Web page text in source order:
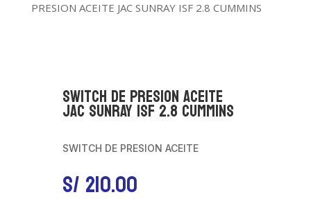
PRESION ACEITE JAC SUNRAY ISF 2.8 CUMMINS
SWITCH DE PRESION ACEITE
JAC SUNRAY ISF 2.8 CUMMINS
SWITCH DE PRESION ACEITE
S/210.00